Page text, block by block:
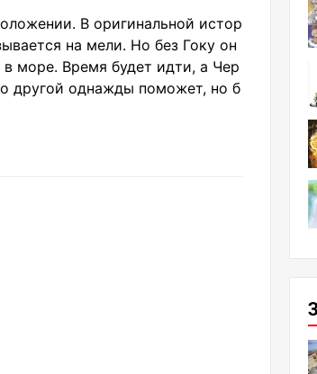
В оригинальной истор
на мели. Но без Гоку он
море. Время будет идти, а Чер
другой однажды поможет, но б